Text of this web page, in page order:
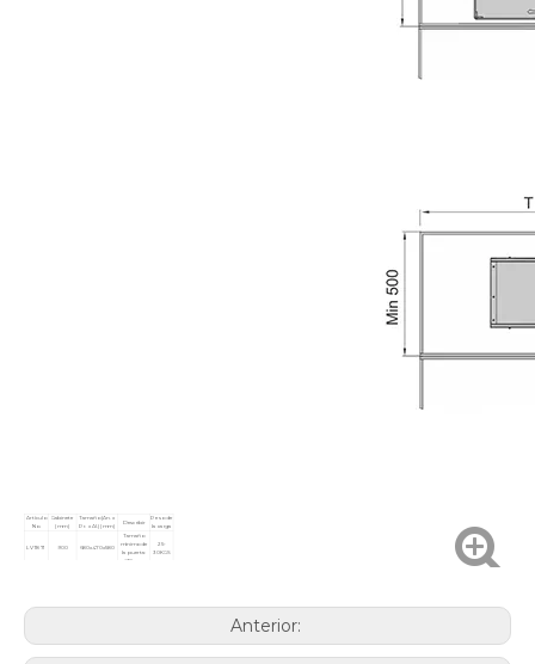
Artículo
No.
Gabinete
(mm)
Tamaño (An. x
Pr. x Al.) (mm)
Describir
Peso de
la carga
LVT871 900 680x470x580
Tamaño
mínimo de
la puerta:
430 mm
25-
30KGS
Anterior: